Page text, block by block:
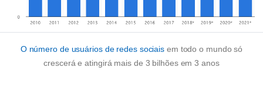
O número de usuários de redes sociais em todo o mundo só
crescerá e atingirá mais de 3 bilhões em 3 anos